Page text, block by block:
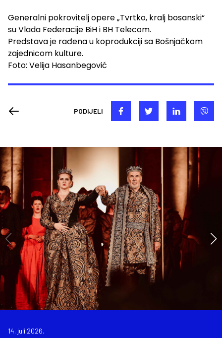
Generalni pokrovitelj opere „Tvrtko, kralj bosanski“
su Vlada Federacije BiH i BH Telecom.
Predstava je rađena u koprodukciji sa Bošnjačkom
zajednicom kulture.
Foto: Velija Hasanbegović
PODIJELI
14. juli 2026.